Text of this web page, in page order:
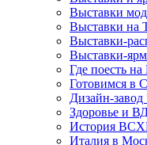
Выставки
Выставки на
Выставки-
Выставки-
Где поесть
Готовимся в
Дизайн-
Здоровье и
История
Италия в